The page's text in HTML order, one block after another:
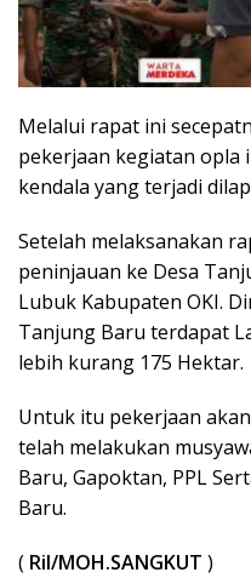
Melalui rapat ini
pekerjaan kegiatan opla
kendala yang terjadi
Setelah melaksanakan
peninjauan ke Desa
Lubuk Kabupaten OKI.
Tanjung Baru terdapat
lebih kurang 175 Hektar.
Untuk itu pekerjaan
telah melakukan
Baru, Gapoktan, PPL
Baru.
( Ril/MOH.SANGKUT